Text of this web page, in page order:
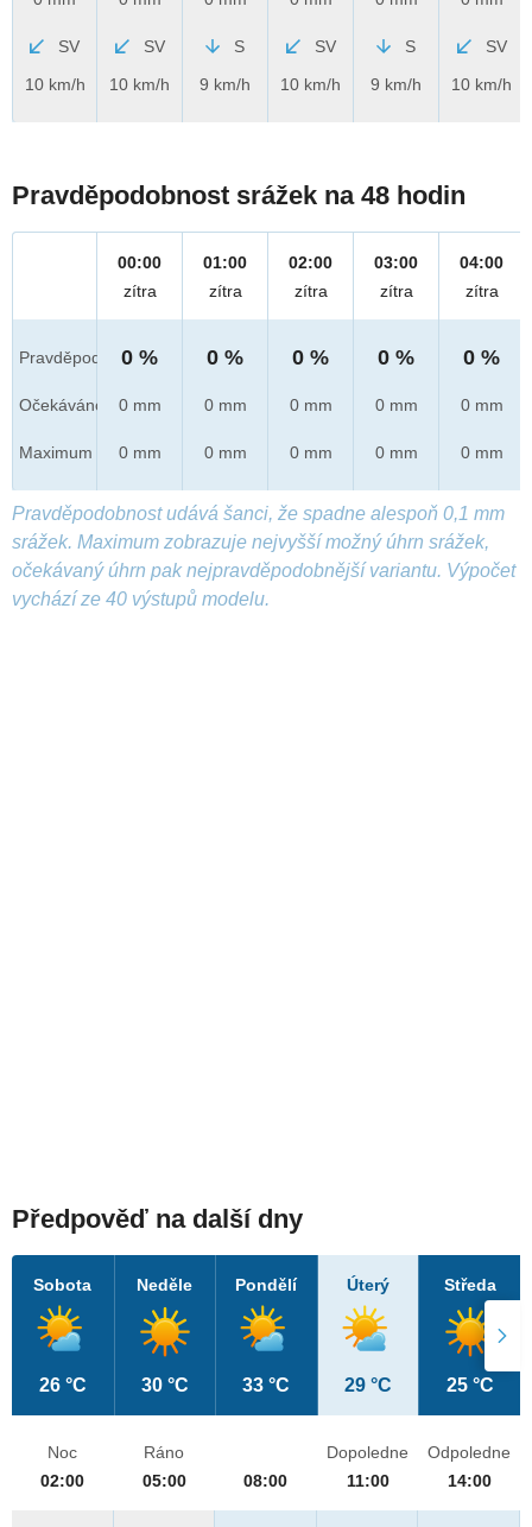
SV
10 km/h
SV
10 km/h
S
9 km/h
SV
10 km/h
S
9 km/h
SV
10 km/h
Pravděpodobnost srážek na 48 hodin
Pravděpod.
Očekáváno
Maximum
00:00
zítra
0 %
0 mm
0 mm
01:00
zítra
0 %
0 mm
0 mm
02:00
zítra
0 %
0 mm
0 mm
03:00
zítra
0 %
0 mm
0 mm
04:00
zítra
0 %
0 mm
0 mm
Pravděpodobnost udává šanci, že spadne alespoň 0,1 mm
srážek. Maximum zobrazuje nejvyšší možný úhrn srážek,
očekávaný úhrn pak nejpravděpodobnější variantu. Výpočet
vychází ze 40 výstupů modelu.
Předpověď na další dny
Sobota
26 °C
Neděle
30 °C
Pondělí
33 °C
Úterý
29 °C
Středa
25 °C
Noc
02:00
Ráno
05:00
08:00
Dopoledne
11:00
Odpoledne
14:00